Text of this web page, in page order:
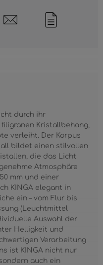
durch ihr
Kristallbehang,
verleiht. Der Korpus
bildet einen stilvollen
die das Licht
Atmosphäre
mm und einer
KINGA elegant in
ein – vom Flur bis
(Leuchtmittel
Auswahl der
Helligkeit und
Verarbeitung
ist KINGA nicht nur
auch ein